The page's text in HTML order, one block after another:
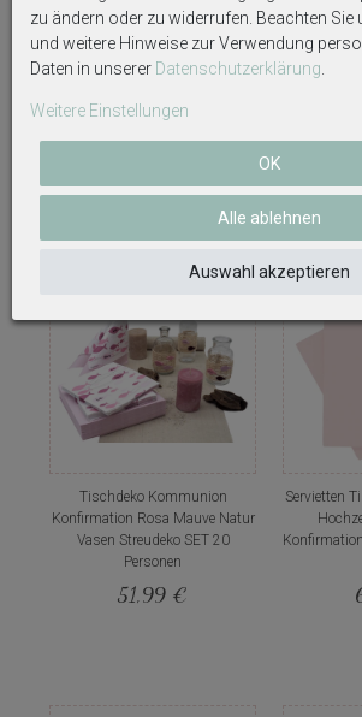
Glasröhrchen Gastgeschenke
Kommunion Konfirmation
Tischdeko Rosa Mauve Fisch 8
Stück
Glaube
Tischdeko Kommunion
Konfirmation Rosa Mauve Natur
Vasen Streudeko SET 20
Personen
51,99 €
Servietten
zu ändern oder zu widerrufen. Beachten Sie
und weitere Hinweise zur Verwendung
Daten in unserer Daten­schutz­erklärung
Weitere Einstellungen
OK
Alle ablehnen
Auswahl akzeptieren